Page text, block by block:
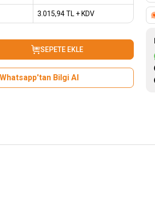
3.015,94TL + KDV
SEPETE EKLE
Whatsapp'tan Bilgi Al